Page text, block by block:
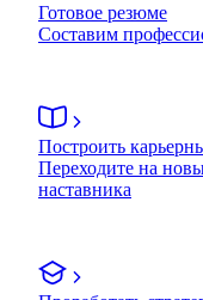
Готовое резюме
Составим
Построить
Переходите на
наставника